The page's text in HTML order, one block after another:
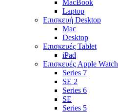
MacBook
Laptop
Επισκευή Desktop
Mac
Desktop
Επισκευές Tablet
iPad
Επισκευές Apple Watch
Series 7
SE 2
Series 6
SE
Series 5